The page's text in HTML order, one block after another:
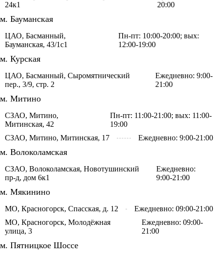
24к1
20:00
м. Бауманская
ЦАО, Басманный,
Бауманская, 43/1с1
Пн-пт: 10:00-20:00; вых:
12:00-19:00
м. Курская
ЦАО, Басманный, Сыромятнический
пер., 3/9, стр. 2
Ежедневно: 9:00-
21:00
м. Митино
СЗАО, Митино,
Митинская, 42
Пн-пт: 11:00-21:00; вых: 11:00-
19:00
СЗАО, Митино, Митинская, 17
Ежедневно: 9:00-21:00
м. Волоколамская
СЗАО, Волоколамская, Новотушинский
пр-д, дом 6к1
Ежедневно:
9:00-21:00
м. Мякинино
МО, Красногорск, Спасская, д. 12
Ежедневно: 09:00-21:00
МО, Красногорск, Молодёжная
улица, 3
Ежедневно: 09:00-
21:00
м. Пятницкое Шоссе